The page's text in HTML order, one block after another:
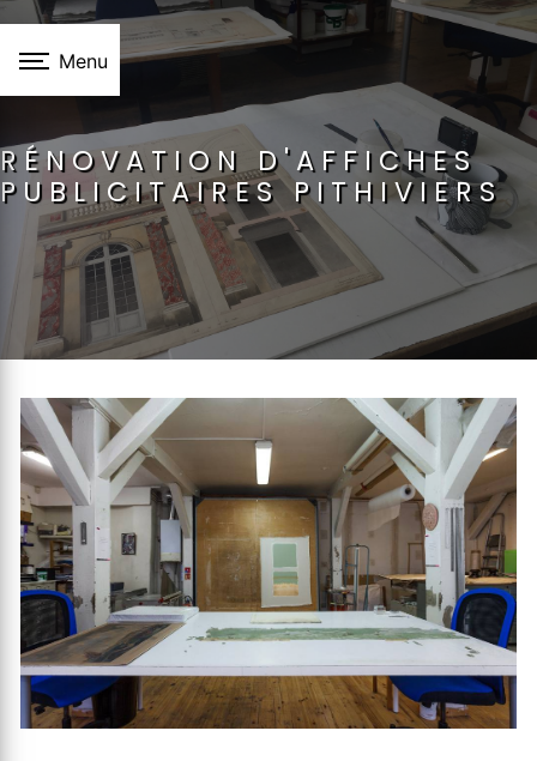
Menu
RÉNOVATION D'AFFICHES
PUBLICITAIRES PITHIVIERS
Panneau de gestion des cookies